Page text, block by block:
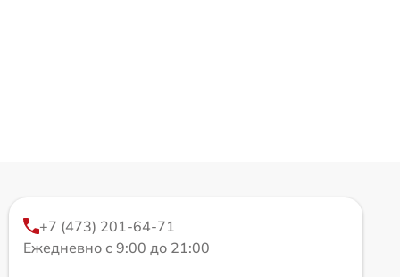
+7 (473) 201-64-71
Ежедневно с 9:00 до 21:00